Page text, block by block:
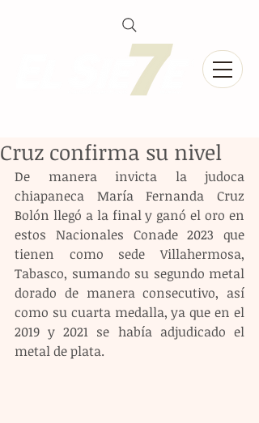
Cruz confirma su nivel
De manera invicta la judoca
chiapaneca María Fernanda Cruz
Bolón llegó a la final y ganó el oro en
estos Nacionales Conade 2023 que
tienen como sede Villahermosa,
Tabasco, sumando su segundo metal
dorado de manera consecutivo, así
como su cuarta medalla, ya que en el
2019 y 2021 se había adjudicado el
metal de plata.